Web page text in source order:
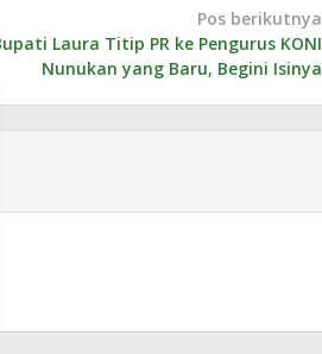
Pos berikutnya
Laura Titip PR ke Pengurus KONI
Nunukan yang Baru, Begini Isinya